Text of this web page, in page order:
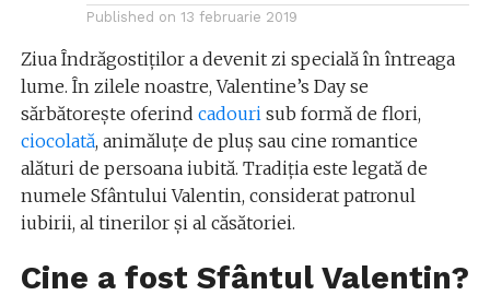
Published on 13 februarie 2019
Ziua Îndrăgostiților a devenit zi specială în întreaga
lume. În zilele noastre, Valentine’s Day se
sărbătorește oferind cadouri sub formă de flori,
ciocolată, animăluțe de pluș sau cine romantice
alături de persoana iubită. Tradiția este legată de
numele Sfântului Valentin, considerat patronul
iubirii, al tinerilor și al căsătoriei.
Cine a fost Sfântul Valentin?